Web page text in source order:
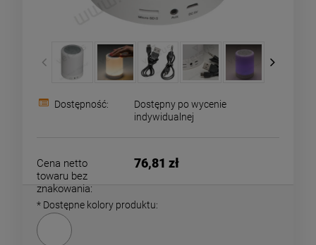
Dostępność:
Dostępny po wycenie
indywidualnej
Cena netto
towaru bez
znakowania:
76,81 zł
* Dostępne kolory produktu: